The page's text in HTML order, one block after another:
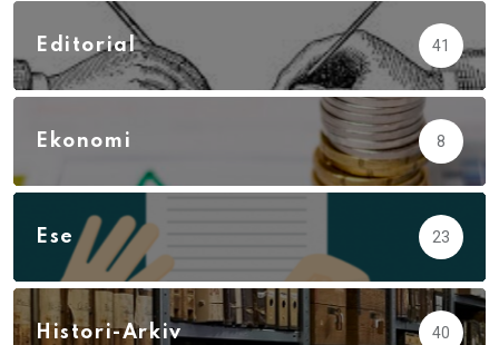
Editorial 41
Ekonomi 8
Ese 23
Histori-Arkiv 40